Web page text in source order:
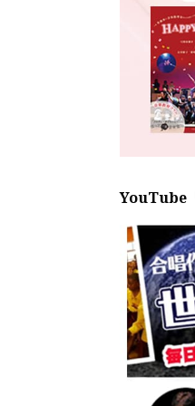
YouTube